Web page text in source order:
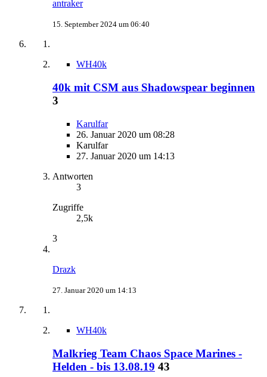
antraker
15. September 2024 um 06:40
WH40k
40k mit CSM aus Shadowspear beginnen
3
Karulfar
26. Januar 2020 um 08:28
Karulfar
27. Januar 2020 um 14:13
Antworten
3
Zugriffe
2,5k
3
Drazk
27. Januar 2020 um 14:13
WH40k
Malkrieg Team Chaos Space Marines -
Helden - bis 13.08.19 43